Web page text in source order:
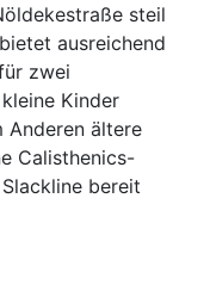
steil
ausreichend
zwei
Kinder
Anderen ältere
Calisthenics-
bereit